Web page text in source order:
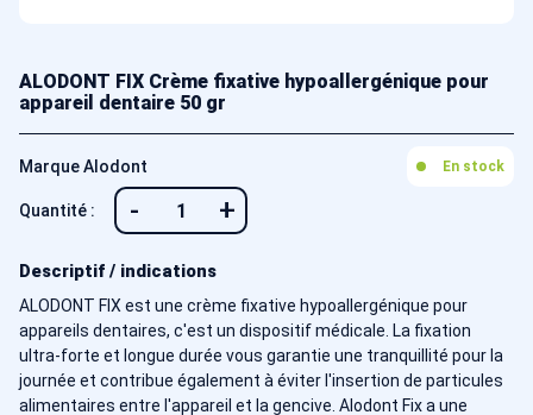
ALODONT FIX Crème fixative hypoallergénique pour
appareil dentaire 50 gr
Marque Alodont En stock
Quantité : - +
Descriptif / indications
ALODONT FIX est une crème fixative hypoallergénique pour
appareils dentaires, c'est un dispositif médicale. La fixation
ultra-forte et longue durée vous garantie une tranquillité pour la
journée et contribue également à éviter l'insertion de particules
alimentaires entre l'appareil et la gencive. Alodont Fix a une